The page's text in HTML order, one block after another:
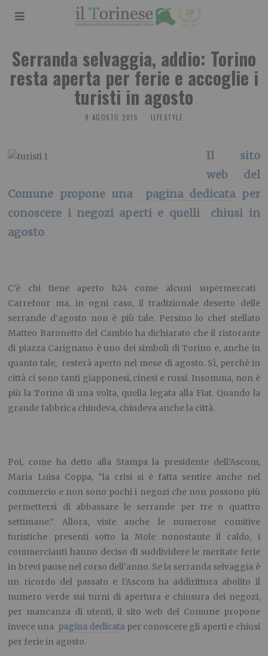
Serranda selvaggia, addio: Torino
resta aperta per ferie e accoglie i
turisti in agosto
9 AGOSTO 2015 LIFESTYLE
Il sito
web del
Comune propone una
pagina dedicataper
conoscere i negozi aperti e quelli chiusi in
agosto
C’è chi tiene aperto h24 come alcuni supermercati
Carrefour ma, in ogni caso, il tradizionale deserto delle
serrande d’agosto non è più tale. Persino lo chef stellato
Matteo Baronetto del Cambio ha dichiarato che il ristorante
di piazza Carignano è uno dei simboli di Torino e, anche in
quanto tale, resterà aperto nel mese di agosto. Sì, perchè in
città ci sono tanti giapponesi, cinesi e russi. Insomma, non è
più la Torino di una volta, quella legata alla Fiat. Quando la
grande fabbrica chiudeva, chiudeva anche la città.
Poi, come ha detto alla Stampa la presidente dell’Ascom,
Maria Luisa Coppa, “la crisi si è fatta sentire anche nel
commercio e non sono pochi i negozi che non possono più
permettersi di abbassare le serrande per tre o quattro
settimane.” Allora, viste anche le numerose comitive
turistiche presenti sotto la Mole nonostante il caldo, i
commercianti hanno deciso di suddividere le meritate ferie
in brevi pause nel corso dell’anno. Se la serranda selvaggia è
un ricordo del passato e l’Ascom ha addirittura abolito il
numero verde sui turni di apertura e chiusura dei negozi,
per mancanza di utenti, il sito web del Comune propone
invece una pagina dedicata per conoscere gli aperti e chiusi
per ferie in agosto.